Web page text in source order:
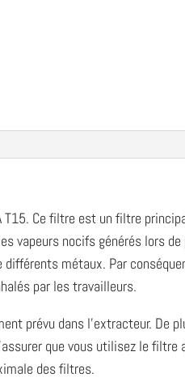
Ce filtre est un filtre
vapeurs nocifs générés lors
métaux. Par
par les travailleurs.
prévu dans l’extracteur. De
que vous utilisez le filtre
des filtres.